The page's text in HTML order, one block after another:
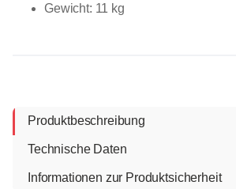
Gewicht: 11 kg
Produktbeschreibung
Technische Daten
Informationen zur Produktsicherheit